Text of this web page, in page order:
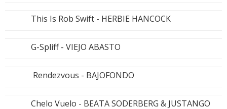
This Is Rob Swift - HERBIE HANCOCK
G-Spliff - VIEJO ABASTO
Rendezvous - BAJOFONDO
Chelo Vuelo - BEATA SODERBERG & JUSTANGO